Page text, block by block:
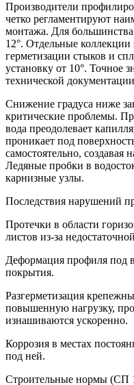
Производители
четко регламентируют
монтажа. Для большинства
12°. Отдельные
герметизации стыков и
установку от 10°. Точное
технической
Снижение градуса ниже
критические проблемы.
вода преодолевает
проникает под
самостоятельно,
Ледяные пробки в
карнизные узлы.
Последствия нарушений
Протечки в области
листов из-за
Деформация профиля под
покрытия.
Разгерметизация
повышенную нагрузку,
изнашиваются ускоренно.
Коррозия в местах
под ней.
Строительные нормы (СП